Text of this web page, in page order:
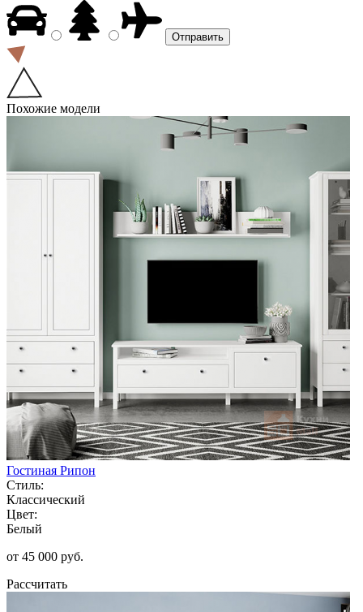
Похожие модели
Гостиная Рипон
Стиль:
Классический
Цвет:
Белый
от 45 000 руб.
Рассчитать